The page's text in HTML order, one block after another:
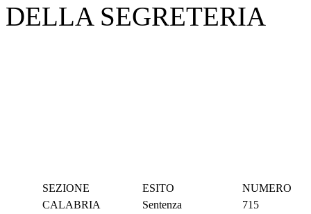
DELLA SEGRETERIA
SEZIONE ESITO
NUMERO
CALABRIA
Sentenza 715